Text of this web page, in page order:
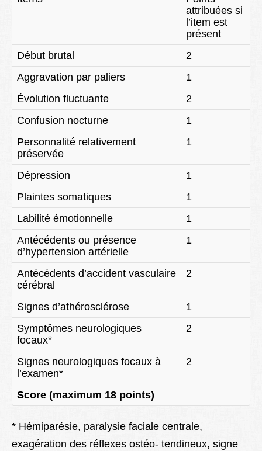
attribuées si
l’item est
présent
Début brutal
2
Aggravation par paliers
1
Évolution fluctuante
2
Confusion nocturne
1
Personnalité relativement
préservée
1
Dépression
1
Plaintes somatiques
1
Labilité émotionnelle
1
Antécédents ou présence
d’hypertension artérielle
1
Antécédents d’accident vasculaire
cérébral
2
Signes d’athérosclérose
1
Symptômes neurologiques
focaux*
2
Signes neurologiques focaux à
l’examen*
2
Score (maximum 18 points)
* Hémiparésie, paralysie faciale centrale,
exagération des réflexes ostéo- tendineux, signe